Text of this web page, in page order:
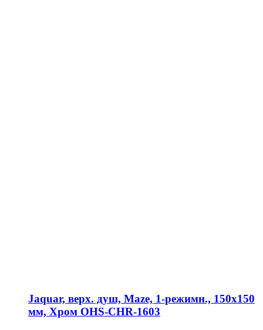
Jaquar, верх. душ, Maze, 1-режимн., 150х150
мм, Хром OHS-CHR-1603